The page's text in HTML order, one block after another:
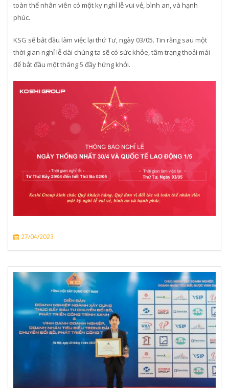
toàn thể nhân viên có một ky nghỉ lễ vui vẻ, bình an, và hạnh
phúc.
KSG sẽ bắt đầu làm việc lại thứ Tư, ngày 03/05. Tin rằng sau một
thời gian nghỉ lễ dài chúng ta sẽ có sức khỏe, tâm trạng thoải mái
để bắt đầu một tháng 5 đầy hứng khởi.
27/04/2023